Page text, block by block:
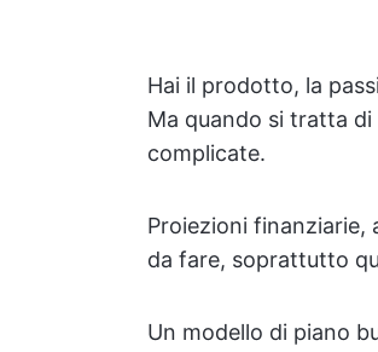
Hai il prodotto, la
Ma quando si tratta
complicate.
Proiezioni finanziarie,
da fare, soprattutto
Un modello di piano